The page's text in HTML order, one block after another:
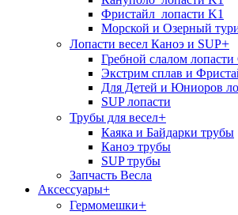
Фристайл_лопасти K1
Морской и Озерный
Лопасти весел Каноэ и SUP+
Гребной слалом лопасти
Экстрим сплав и
Для Детей и Юниоров
SUP лопасти
Трубы для весел+
Каяка и Байдарки трубы
Каноэ трубы
SUP трубы
Запчасть Весла
Аксессуары+
Гермомешки+